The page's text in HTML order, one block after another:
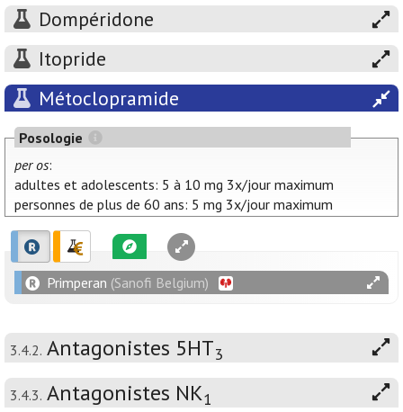
Dompéridone
Itopride
Métoclopramide
Posologie
per os:
adultes et adolescents: 5 à 10 mg 3x/jour maximum
personnes de plus de 60 ans: 5 mg 3x/jour maximum
Primperan (Sanofi Belgium)
3.4.2. Antagonistes 5HT3
3.4.3. Antagonistes NK1